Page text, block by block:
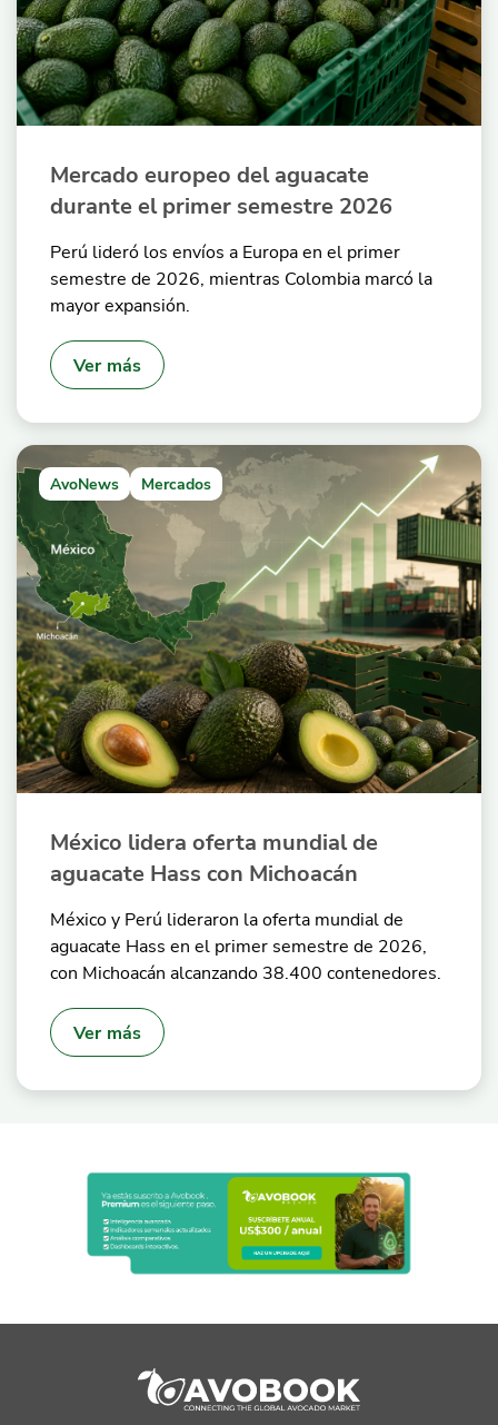
Mercado europeo del aguacate
durante el primer semestre 2026
Perú lideró los envíos a Europa en el primer
semestre de 2026, mientras Colombia marcó la
mayor expansión.
Ver más
AvoNews Mercados
México lidera oferta mundial de
aguacate Hass con Michoacán
México y Perú lideraron la oferta mundial de
aguacate Hass en el primer semestre de 2026,
con Michoacán alcanzando 38.400 contenedores.
Ver más